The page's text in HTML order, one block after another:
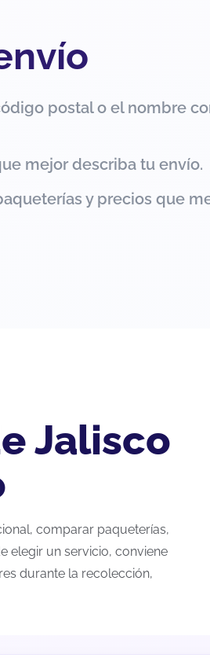
postal o el nombre
mejor describa tu envío.
y precios que
Jalisco
comparar paqueterías,
elegir un servicio, conviene
durante la recolección,